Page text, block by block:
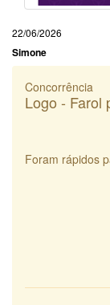
22/06/2026
Simone
Concorrência
Logo - Farol
Foram rápidos